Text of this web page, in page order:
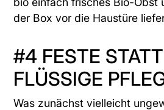
der Box vor die Haustüre
#4 FESTE STATT
FLÜSSIGE
Was zunächst vielleicht